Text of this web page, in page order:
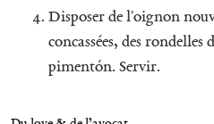
Disposer de l'oignon nouveau émincé, des pistaches
concassées, des
pimentón. Servir.